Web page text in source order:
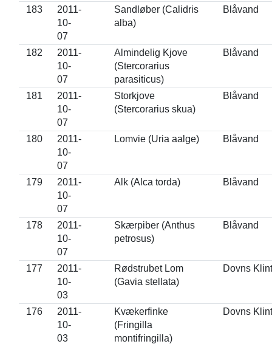
183
2011-
10-
07
Sandløber (Calidris
alba)
Blåvand
182
2011-
10-
07
Almindelig Kjove
(Stercorarius
parasiticus)
Blåvand
181
2011-
10-
07
Storkjove
(Stercorarius skua)
Blåvand
180
2011-
10-
07
Lomvie (Uria aalge) Blåvand
179
2011-
10-
07
Alk (Alca torda) Blåvand
178
2011-
10-
07
Skærpiber (Anthus
petrosus)
Blåvand
177
2011-
10-
03
Rødstrubet Lom
(Gavia stellata)
Dovns Klint
176
2011-
10-
03
Kvækerfinke
(Fringilla
montifringilla)
Dovns Klint